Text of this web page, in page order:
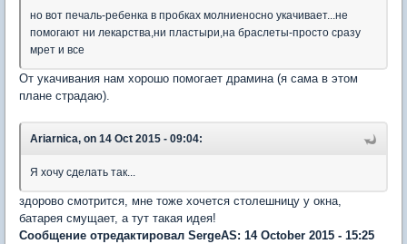
но вот печаль-ребенка в пробках молниеносно укачивает...не
помогают ни лекарства,ни пластыри,на браслеты-просто сразу
мрет и все
От укачивания нам хорошо помогает драмина (я сама в этом
плане страдаю).
Ariarnica, on 14 Oct 2015 - 09:04:
Я хочу сделать так...
здорово смотрится, мне тоже хочется столешницу у окна,
батарея смущает, а тут такая идея!
Сообщение отредактировал SergeAS: 14 October 2015 - 15:25